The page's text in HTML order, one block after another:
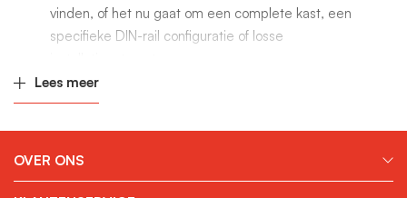
vinden, of het nu gaat om een complete kast, een
specifieke DIN-rail configuratie of losse
Gedetailleerde Productinformatie:
groepenkast en elk component wordt gepresenteerd
met heldere specificaties, technische tekeningen,
Lees meer
OVER ONS